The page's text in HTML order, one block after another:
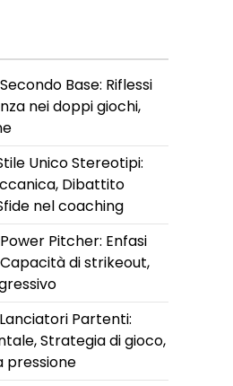
Base: Riflessi
nei doppi giochi,
Unico Stereotipi:
Dibattito
nel coaching
Pitcher: Enfasi
di strikeout,
Partenti:
Strategia di gioco,
pressione